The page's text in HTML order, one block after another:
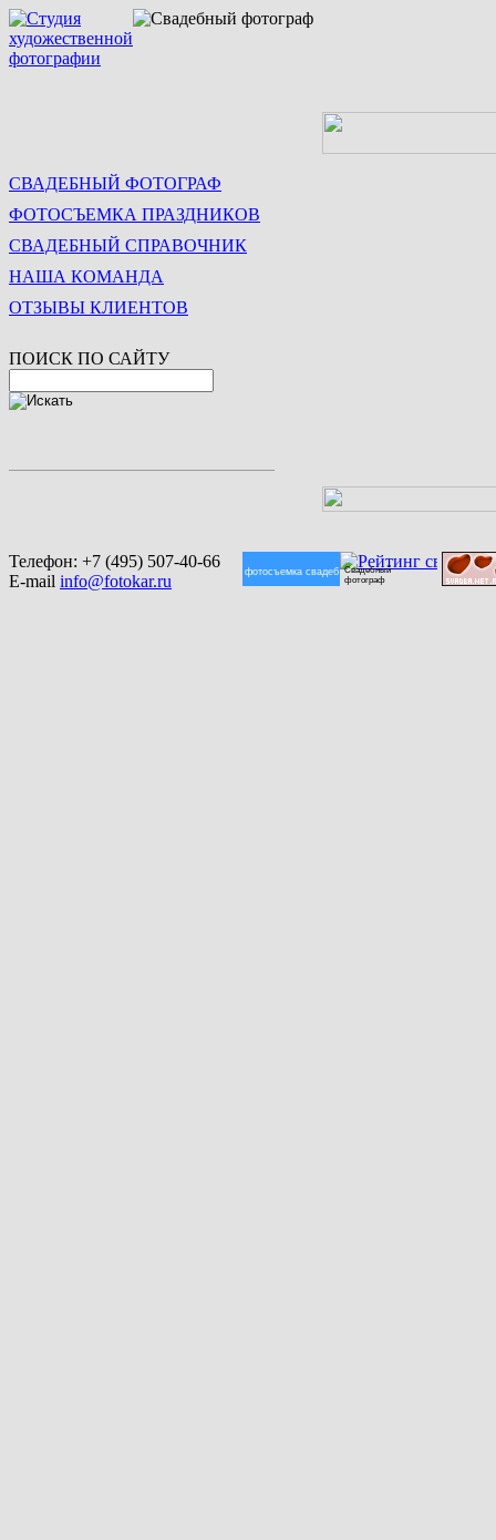
СВАДЕБНЫЙ ФОТОГРАФ
ФОТОСЪЕМКА ПРАЗДНИКОВ
СВАДЕБНЫЙ СПРАВОЧНИК
НАША КОМАНДА
ОТЗЫВЫ КЛИЕНТОВ
ПОИСК ПО САЙТУ
Телефон: +7 (495) 507-40-66
E-mail info@fotokar.ru
Свадебный
фотограф
фотосъемка свадеб